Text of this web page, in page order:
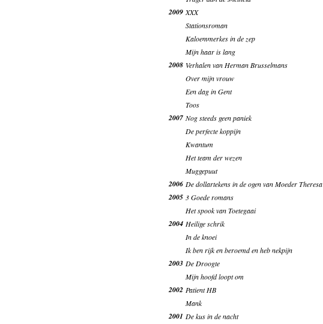
2009 XXX
Stationsroman
Kaloemmerkes in de zep
Mijn haar is lang
2008 Verhalen van Herman Brusselmans
Over mijn vrouw
Een dag in Gent
Toos
2007 Nog steeds geen paniek
De perfecte koppijn
Kwantum
Het team der wezen
Muggepuut
2006 De dollartekens in de ogen van Moeder Theresa
2005 3 Goede romans
Het spook van Toetegaai
2004 Heilige schrik
In de knoei
Ik ben rijk en beroemd en heb nekpijn
2003 De Droogte
Mijn hoofd loopt om
2002 Patient HB
Mank
2001 De kus in de nacht